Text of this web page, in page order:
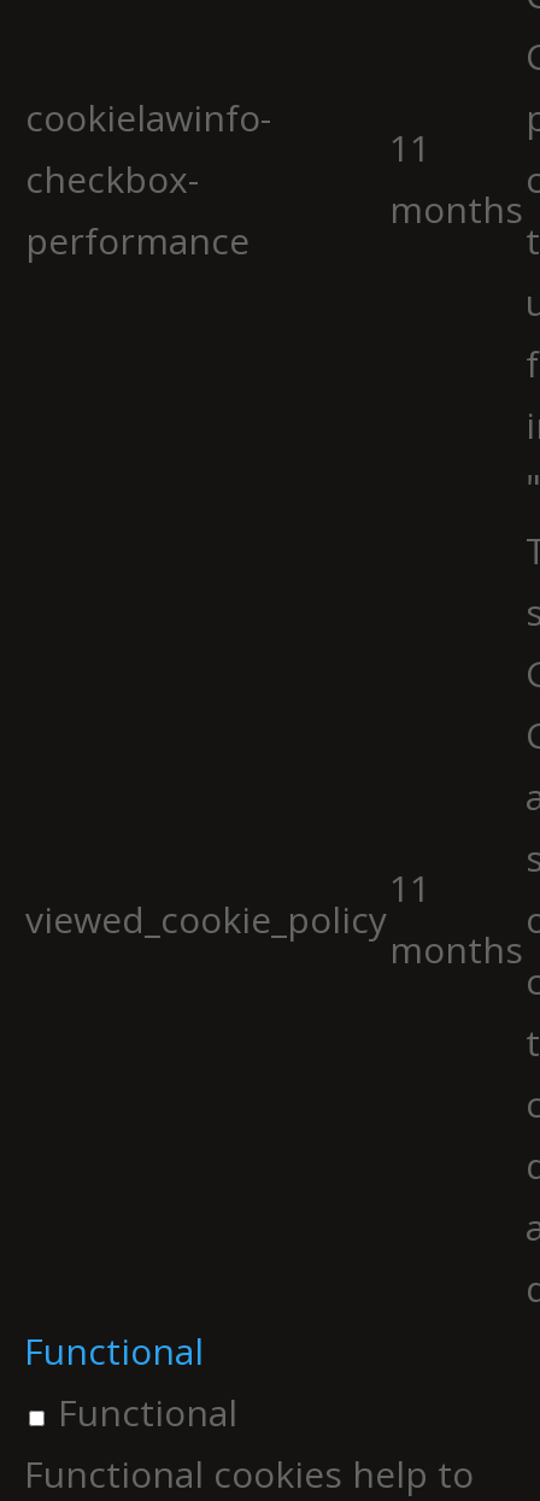
cookielawinfo-
checkbox-
performance
11
months
viewed_cookie_policy
11
months
Functional
Functional
Functional cookies help to